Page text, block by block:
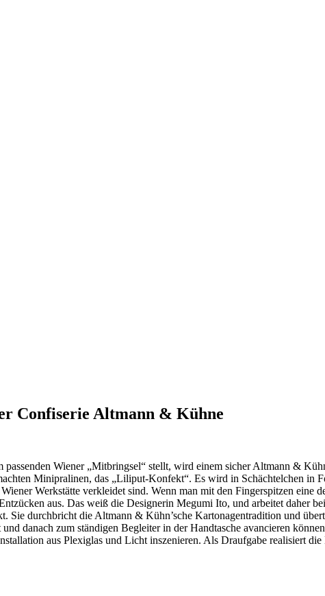
Confiserie Altmann & Kühne
passenden Wiener „Mitbringsel“ stellt, wird einem sicher Altmann &
Minipralinen, das „Liliput-Konfekt“. Es wird in Schächtelchen
Werkstätte verkleidet sind. Wenn man mit den Fingerspitzen
aus. Das weiß die Designerin Megumi Ito, und arbeitet
Sie durchbricht die Altmann & Kühn’sche Kartonagentradition und
danach zum ständigen Begleiter in der Handtasche avancieren
aus Plexiglas und Licht inszenieren. Als Draufgabe realisiert